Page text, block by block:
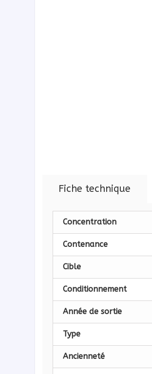
Fiche technique
Concentration
Contenance
Cible
Conditionnement
Année de sortie
Type
Ancienneté